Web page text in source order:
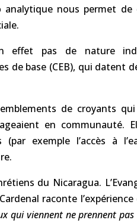
analytique nous permet
effet pas de nature
de base (CEB), qui datent
de croyants
en communauté.
(par exemple l’accès à
du Nicaragua.
raconte
qui viennent ne prennent